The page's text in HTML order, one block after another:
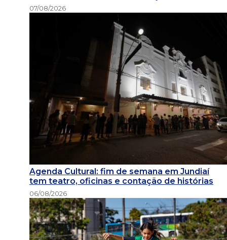
07/08/2026
Agenda Cultural: fim de semana em Jundiaí
tem teatro, oficinas e contação de histórias
06/08/2026